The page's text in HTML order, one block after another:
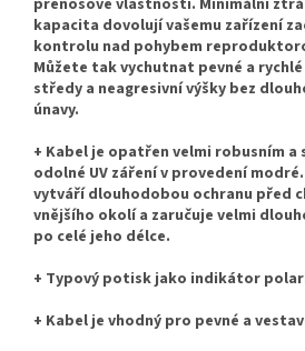
přenosové vlastnosti. Minimální
kapacita dovolují vašemu zařízení
kontrolu nad pohybem
Můžete tak vychutnat pevné a
středy a neagresivní výšky bez
únavy.
+ Kabel je opatřen velmi robusním a
odolné UV záření v provedení
vytváří dlouhodobou ochranu před
vnějšího okolí a zaručuje velmi
po celé jeho délce.
+ Typový potisk jako indikátor
+ Kabel je vhodný pro pevné a